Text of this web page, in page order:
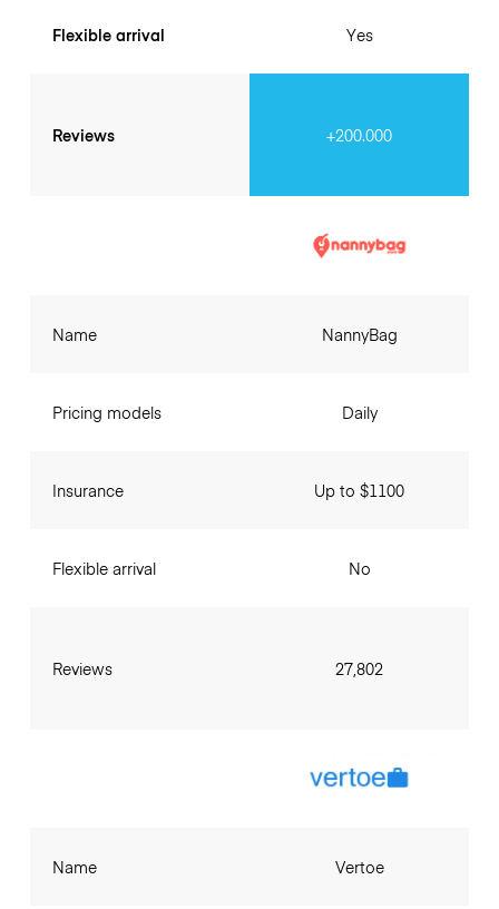
Flexible arrival
Reviews
Yes
+200.000
Name
Pricing models
Insurance
Flexible arrival
Reviews
NannyBag
Daily
Up to $1100
No
27,802
Name Vertoe